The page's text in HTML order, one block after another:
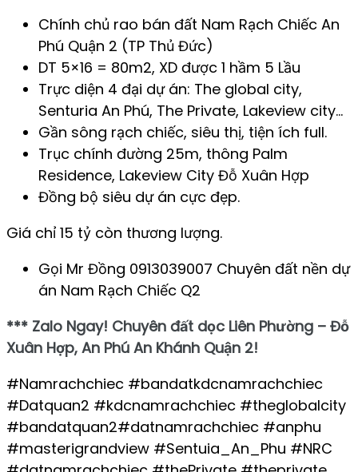
Chính chủ rao bán đất Nam Rạch Chiếc An
Phú Quận 2 (TP Thủ Đức)
DT 5×16 = 80m2, XD được 1 hầm 5 Lầu
Trực diện 4 đại dự án: The global city,
Senturia An Phú, The Private, Lakeview city…
Gần sông rạch chiếc, siêu thị, tiện ích full.
Trục chính đường 25m, thông Palm
Residence, Lakeview City Đỗ Xuân Hợp
Đồng bộ siêu dự án cực đẹp.
Giá chỉ 15 tỷ còn thương lượng.
Gọi Mr Đồng 0913039007 Chuyên đất nền dự
án Nam Rạch Chiếc Q2
*** Zalo Ngay! Chuyên đất dọc Liên Phường – Đỗ
Xuân Hợp, An Phú An Khánh Quận 2!
#Namrachchiec #bandatkdcnamrachchiec
#Datquan2 #kdcnamrachchiec #theglobalcity
#bandatquan2#datnamrachchiec #anphu
#masterigrandview #Sentuia_An_Phu #NRC